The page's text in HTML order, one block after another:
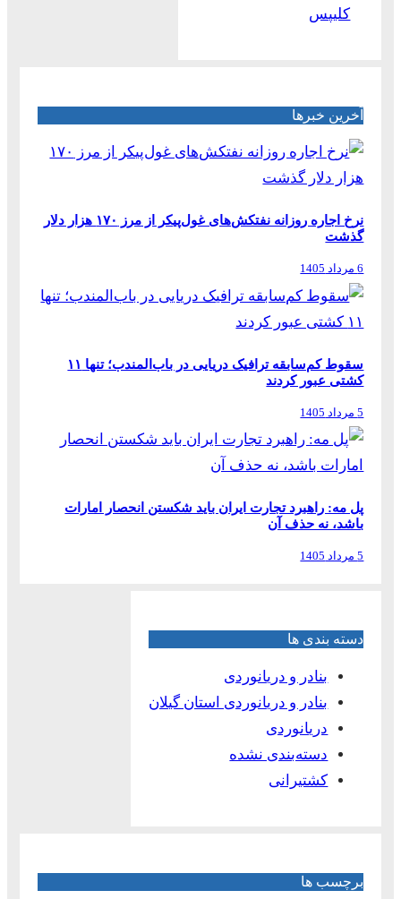
کلیپس
آخرین خبرها
نرخ اجاره روزانه نفتکش‌های غول‌پیکر از مرز ۱۷۰ هزار دلار
گذشت
6 مرداد 1405
سقوط کم‌سابقه ترافیک دریایی در باب‌المندب؛ تنها ۱۱
کشتی عبور کردند
5 مرداد 1405
پل مه: راهبرد تجارت ایران باید شکستن انحصار امارات
باشد، نه حذف آن
5 مرداد 1405
دسته بندی ها
بنادر و دریانوردی
بنادر و دریانوردی استان گیلان
دریانوردی
دسته‌بندی نشده
کشتیرانی
برچسب ها